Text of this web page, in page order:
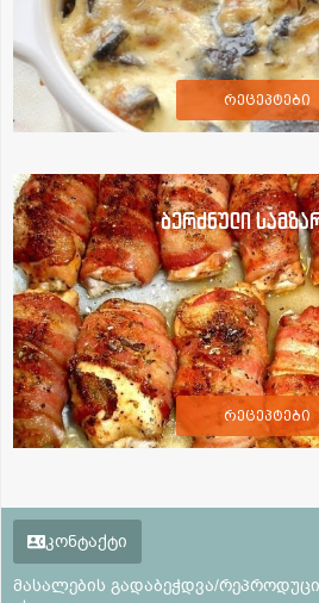
რეცეპტები
ბერძნული
რეცეპტები
კონტაქტი
მასალების გადაბეჭდვა/